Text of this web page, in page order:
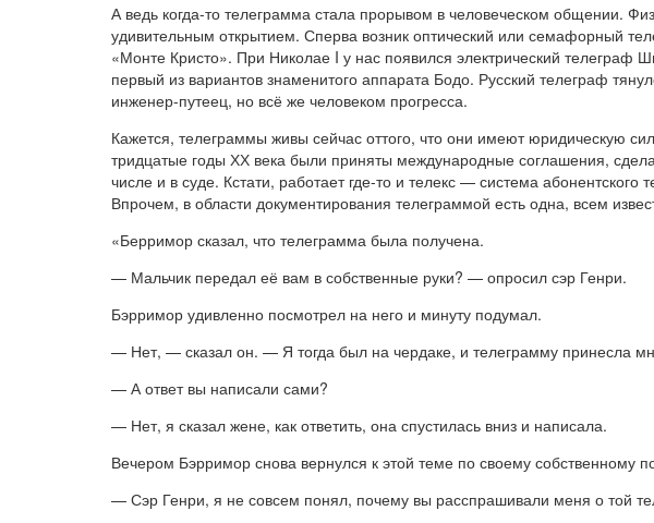
А ведь когда-то телеграмма стала прорывом в человеческом общении.
удивительным открытием. Сперва возник оптический или семафорный
«Монте Кристо». При Николае I у нас появился электрический
первый из вариантов знаменитого аппарата Бодо. Русский телеграф
инженер-путеец, но всё же человеком прогресса.
Кажется, телеграммы живы сейчас оттого, что они имеют юридическую
тридцатые годы ХХ века были приняты международные соглашения,
числе и в суде. Кстати, работает где-то и телекс — система
Впрочем, в области документирования телеграммой есть одна, всем
«Берримор сказал, что телеграмма была получена.
— Мальчик передал её вам в собственные руки? — опросил сэр Генри.
Бэрримор удивленно посмотрел на него и минуту подумал.
— Нет, — сказал он. — Я тогда был на чердаке, и телеграмму принесла
— А ответ вы написали сами?
— Нет, я сказал жене, как ответить, она спустилась вниз и написала.
Вечером Бэрримор снова вернулся к этой теме по своему собственному
— Сэр Генри, я не совсем понял, почему вы расспрашивали меня о той